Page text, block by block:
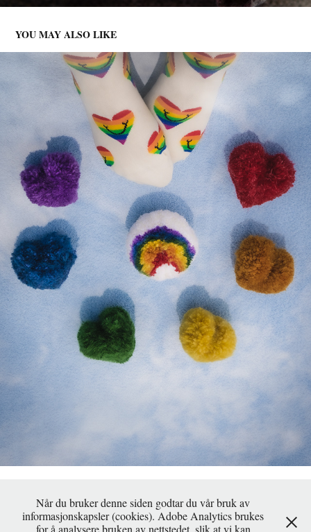
YOU MAY ALSO LIKE
ELSK DEN DU ELSKER
2022
Når du bruker denne siden godtar du vår bruk av
informasjonskapsler (cookies). Adobe Analytics brukes
for å analysere bruken av nettstedet, slik at vi kan